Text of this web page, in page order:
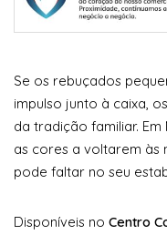
Se os rebuçados
impulso junto à caixa, os
da tradição familiar.
as cores a voltarem às
pode faltar no seu
Disponíveis no Centro